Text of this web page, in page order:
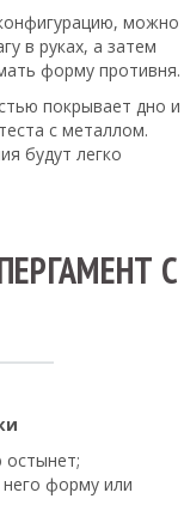
можно
в руках, а затем
форму противня.
покрывает дно и
с металлом.
будут легко
С
остынет;
форму или